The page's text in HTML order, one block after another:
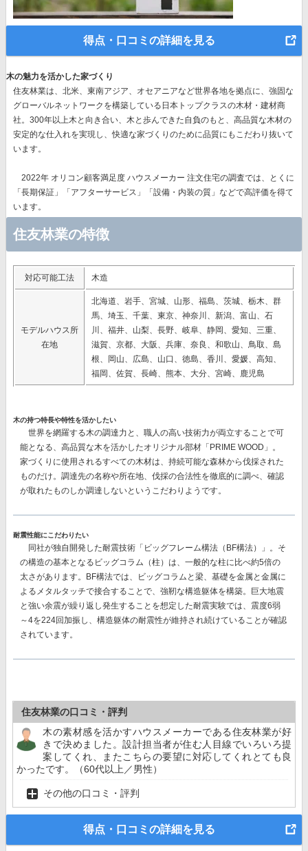
得点・口コミの詳細を見る
木の魅力を活かした家づくり
住友林業は、北米、東南アジア、オセアニアなど世界各地を拠点に、強固な
グローバルネットワークを構築している日本トップクラスの木材・建材商
社。300年以上木と向き合い、木と歩んできた自負のもと、高品質な木材の
安定的な仕入れを実現し、快適な家づくりのために品質にもこだわり抜いて
います。
2022年 オリコン顧客満足度 ハウスメーカー 注文住宅の調査では、とくに
「長期保証」「アフターサービス」「設備・内装の質」 などで高評価を得て
います。
住友林業の特徴
対応可能工法 木造
モデルハウス所
在地
北海道、岩手、宮城、山形、福島、茨城、栃木、群
馬、埼玉、千葉、東京、神奈川、新潟、富山、石
川、福井、山梨、長野、岐阜、静岡、愛知、三重、
滋賀、京都、大阪、兵庫、奈良、和歌山、鳥取、島
根、岡山、広島、山口、徳島、香川、愛媛、高知、
福岡、佐賀、長崎、熊本、大分、宮崎、鹿児島
木の持つ特長や特性を活かしたい
世界を網羅する木の調達力と、職人の高い技術力が両立することで可
能となる、高品質な木を活かしたオリジナル部材 「PRIME WOOD」。
家づくりに使用されるすべての木材は、持続可能な森林から伐採された
ものだけ。調達先の名称や所在地、伐採の合法性を徹底的に調べ、確認
が取れたものしか調達しないというこだわりようです。
耐震性能にこだわりたい
同社が独自開発した耐震技術 「ビッグフレーム構法（BF構法）」。 そ
の構造の基本となるビッグコラム（柱）は、一般的な柱に比べ約5倍の
太さがあります。BF構法では、ビッグコラムと梁、基礎を金属と金属に
よるメタルタッチで接合することで、強靭な構造躯体を構築。巨大地震
と強い余震が繰り返し発生することを想定した耐震実験では、 震度6弱
～4を224回加振し、構造躯体の耐震性が維持され続けていることが確認
されています。
住友林業の口コミ・評判
木の素材感を活かすハウスメーカーである住友林業が好
きで決めました。設計担当者が住む人目線でいろいろ提
案してくれ、またこちらの要望に対応してくれとても良
かったです。（60代以上／男性）
その他の口コミ・評判
得点・口コミの詳細を見る